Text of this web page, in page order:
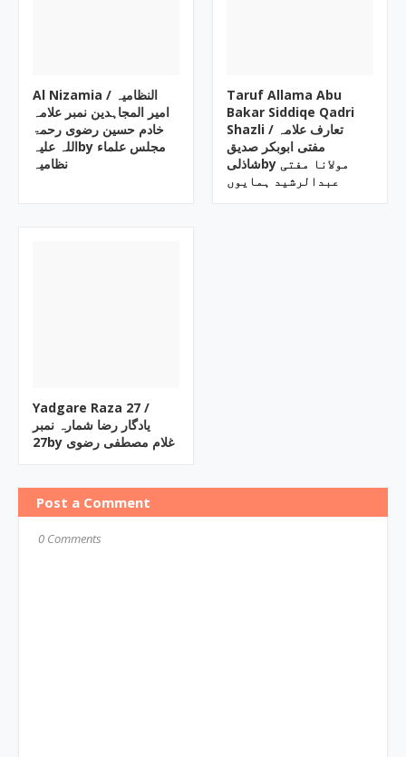
Al Nizamia ‎/ النظامیہ
امیر المجاہدین نمبر علامہ
خادم حسین رضوی رحمۃ
اللہ علیہby ‎مجلس علماء
نظامیہ
Taruf Allama Abu
Bakar Siddiqe Qadri
Shazli ‎/ تعارف علامہ
مفتی ابوبکر صدیق
شاذلیby ‎مولانا مفتی
عبدالرشید ہمایوں
Yadgare Raza ‎27 /
یادگار رضا شمارہ نمبر
27by ‎غلام مصطفی رضوی
Post a Comment
0 Comments